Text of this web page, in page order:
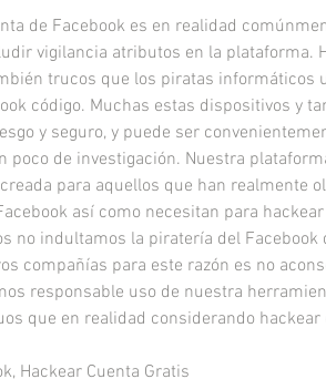
de Facebook es en realidad
vigilancia atributos en la plataforma.
trucos que los piratas informáticos
código. Muchas estas dispositivos y
y seguro, y puede ser
poco de investigación. Nuestra
para aquellos que han realmente
así como necesitan para
no indultamos la piratería del Facebook
compañías para este razón es no
responsable uso de nuestra
que en realidad considerando hackear
Hackear Cuenta Gratis